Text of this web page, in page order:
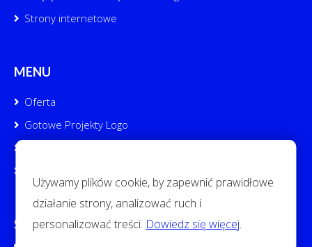
Strony internetowe
MENU
Oferta
Gotowe Projekty Logo
SOCIAL MEDIA
Używamy plików cookie, by zapewnić prawidłowe
działanie strony, analizować ruch i
personalizować treści. Dowiedz się więcej.